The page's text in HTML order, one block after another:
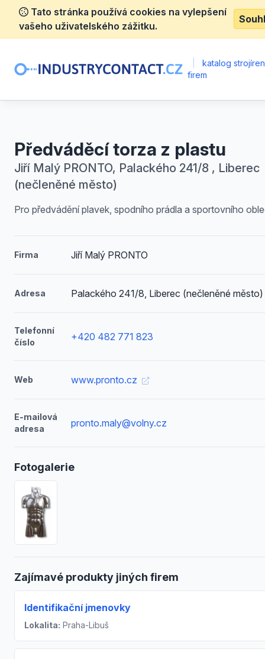
Tato stránka používá cookies na vylepšení
vašeho uživatelského zážitku.
katalog
firem
Předváděcí torza z plastu
Jiří Malý PRONTO, Palackého 241/8 , Liberec
(nečleněné město)
Pro předvádění plavek, spodního prádla a sportovního
Firma Jiří Malý PRONTO
Adresa Palackého 241/8, Liberec (nečleněné město)
Telefonní
číslo
+420 482 771 823
Web www.pronto.cz
E-mailová
adresa
pronto.maly@volny.cz
Fotogalerie
Zajímavé produkty jiných firem
Identifikační jmenovky
Lokalita: Praha-Libuš